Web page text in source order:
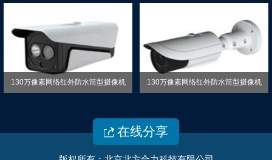
130万像素网络红外防水筒型摄像机 130万像素网络红外防水筒型摄像机
 在线分享